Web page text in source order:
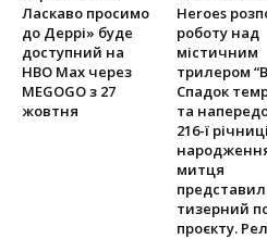
Ласкаво просимо
до Деррі» буде
доступний на
HBO Max через
MEGOGO з 27
жовтня
Heroes
роботу над
містичним
трилером
Спадок
та
216-ї
митця
тизерний
проєкту.